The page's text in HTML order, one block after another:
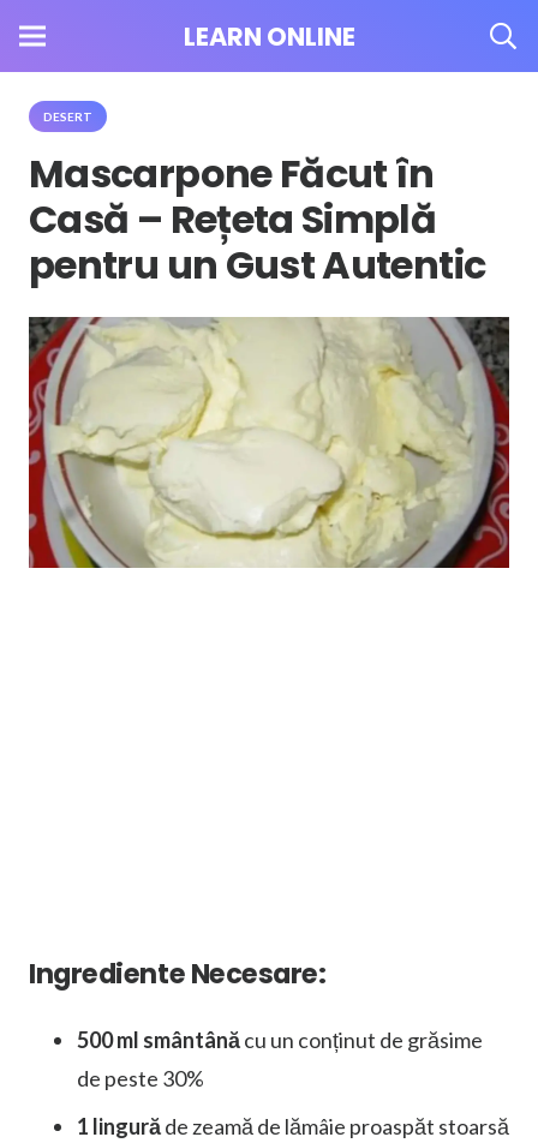
LEARN ONLINE
DESERT
Mascarpone Făcut în
Casă – Rețeta Simplă
pentru un Gust Autentic
Ingrediente Necesare:
500 ml smântânăcu un conținut de grăsime
de peste 30%
1 lingurăde zeamă de lămâie proaspăt stoarsă